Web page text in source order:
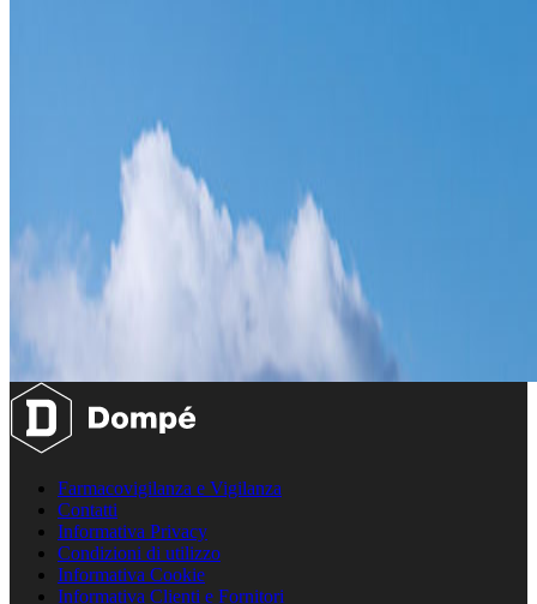
Farmacovigilanza e Vigilanza
Contatti
Informativa Privacy
Condizioni di utilizzo
Informativa Cookie
Informativa Clienti e Fornitori